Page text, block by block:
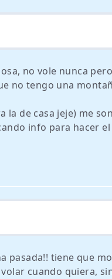
no vole nunca
no tengo una
la de casa jeje) me
info para hacer
pasada!! tiene que
cuando quiera,